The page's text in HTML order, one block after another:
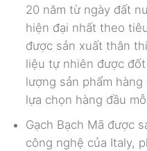
20 năm từ ngày đất
hiện đại nhất theo
được sản xuất thân
liệu tự nhiên được
lượng sản phẩm
lựa chọn hàng đầu
Gạch Bạch Mã được
công nghệ của Italy,